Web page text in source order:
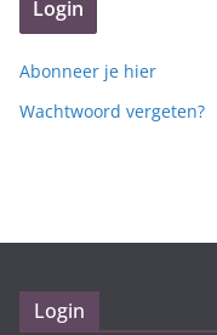
Abonneer je hier
Wachtwoord vergeten?
Login